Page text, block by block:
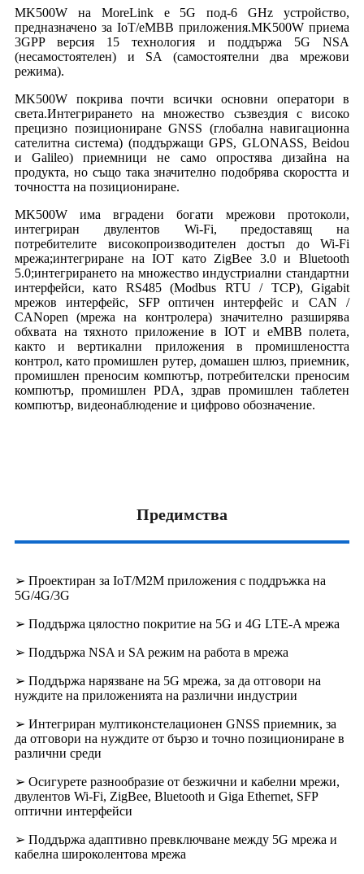
MK500W на MoreLink е 5G под-6 GHz устройство,
предназначено за IoT/eMBB приложения.MK500W приема
3GPP версия 15 технология и поддържа 5G NSA
(несамостоятелен) и SA (самостоятелни два мрежови
режима).
MK500W покрива почти всички основни оператори в
света.Интегрирането на множество съзвездия с високо
прецизно позициониране GNSS (глобална навигационна
сателитна система) (поддържащи GPS, GLONASS, Beidou
и Galileo) приемници не само опростява дизайна на
продукта, но също така значително подобрява скоростта и
точността на позициониране.
MK500W има вградени богати мрежови протоколи,
интегриран двулентов Wi-Fi, предоставящ на
потребителите високопроизводителен достъп до Wi-Fi
мрежа;интегриране на IOT като ZigBee 3.0 и Bluetooth
5.0;интегрирането на множество индустриални стандартни
интерфейси, като RS485 (Modbus RTU / TCP), Gigabit
мрежов интерфейс, SFP оптичен интерфейс и CAN /
CANopen (мрежа на контролера) значително разширява
обхвата на тяхното приложение в IOT и eMBB полета,
както и вертикални приложения в промишлеността
контрол, като промишлен рутер, домашен шлюз, приемник,
промишлен преносим компютър, потребителски преносим
компютър, промишлен PDA, здрав промишлен таблетен
компютър, видеонаблюдение и цифрово обозначение.
Предимства
➢ Проектиран за IoT/M2M приложения с поддръжка на
5G/4G/3G
➢ Поддържа цялостно покритие на 5G и 4G LTE-A мрежа
➢ Поддържа NSA и SA режим на работа в мрежа
➢ Поддържа нарязване на 5G мрежа, за да отговори на
нуждите на приложенията на различни индустрии
➢ Интегриран мултиконстелационен GNSS приемник, за
да отговори на нуждите от бързо и точно позициониране в
различни среди
➢ Осигурете разнообразие от безжични и кабелни мрежи,
двулентов Wi-Fi, ZigBee, Bluetooth и Giga Ethernet, SFP
оптични интерфейси
➢ Поддържа адаптивно превключване между 5G мрежа и
кабелна широколентова мрежа